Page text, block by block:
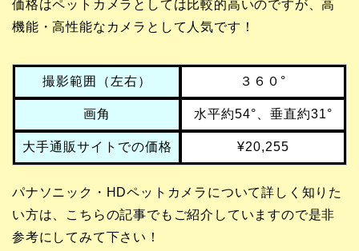
価格はペットカメラとしては比較的高いのですが、高
機能・高性能なカメラとして人気です！
撮影範囲（左右） ３６０°
画角 水平約54°、垂直約31°
大手通販サイトでの価格 ¥20,255
パナソニック・HDペットカメラについて詳しく知りた
い方は、こちらの記事でもご紹介していますので是非
参考にしてみて下さい！